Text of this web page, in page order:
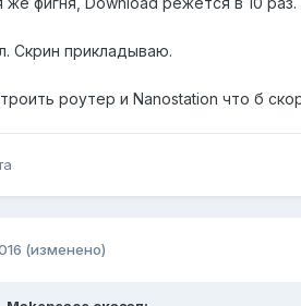
Скрин прикладываю.
роутер и Nanostation что б
(изменено)